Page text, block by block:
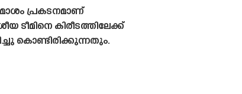
പ്രകടനമാണ്
ടീമിനെ കിരീടത്തിലേക്ക്
കൊണ്ടിരിക്കുന്നതും.